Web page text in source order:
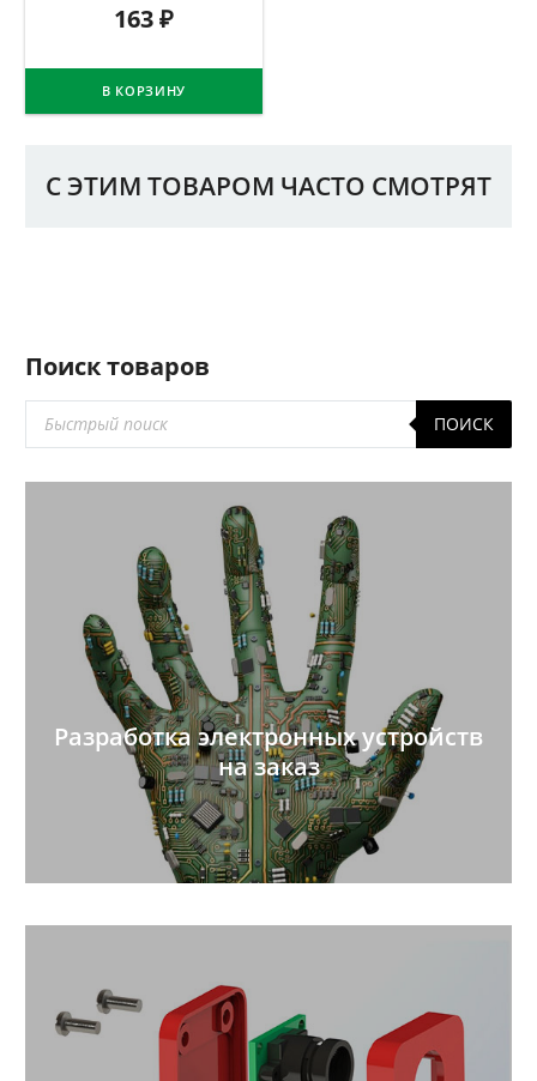
163₽
В КОРЗИНУ
С ЭТИМ ТОВАРОМ ЧАСТО СМОТРЯТ
Поиск товаров
Поиск
товаров
ПОИСК
Разработка электронных устройств
на заказ